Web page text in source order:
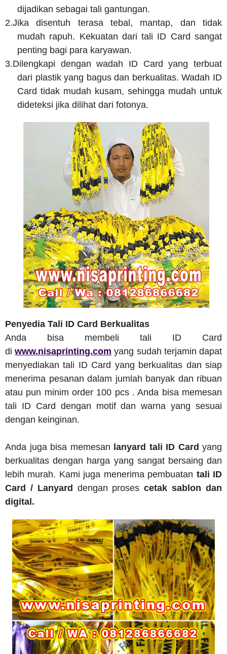
dijadikan sebagai tali gantungan.
2.Jika disentuh terasa tebal, mantap, dan tidak
mudah rapuh. Kekuatan dari tali ID Card sangat
penting bagi para karyawan.
3.Dilengkapi dengan wadah ID Card yang terbuat
dari plastik yang bagus dan berkualitas. Wadah ID
Card tidak mudah kusam, sehingga mudah untuk
dideteksi jika dilihat dari fotonya.
Penyedia Tali ID Card Berkualitas
Anda bisa membeli tali ID Card
diwww.nisaprinting.com yang sudah terjamin dapat
menyediakan tali ID Card yang berkualitas dan siap
menerima pesanan dalam jumlah banyak dan ribuan
atau pun minim order 100 pcs . Anda bisa memesan
tali ID Card dengan motif dan warna yang sesuai
dengan keinginan.
Anda juga bisa memesan lanyard tali ID Card yang
berkualitas dengan harga yang sangat bersaing dan
lebih murah. Kami juga menerima pembuatan tali ID
Card / Lanyard dengan prosescetak sablon dan
digital.